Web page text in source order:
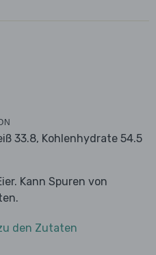
33.8, Kohlenhydrate 54.5
Kann Spuren von
den Zutaten